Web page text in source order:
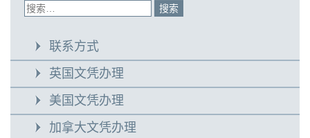
联系方式
英国文凭办理
美国文凭办理
加拿大文凭办理